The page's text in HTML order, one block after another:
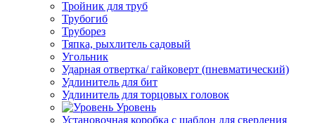
Тройник для труб
Трубогиб
Труборез
Тяпка, рыхлитель садовый
Угольник
Ударная отвертка/ гайковерт (пневматический)
Удлинитель для бит
Удлинитель для торцовых головок
Уровень
Установочная коробка с шаблон для сверления